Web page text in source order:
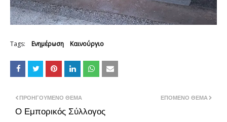
Tags: Ενημέρωση Καινούργιο
ΕΠΌΜΕΝΟ ΘΈΜΑ
ΠΡΟΗΓΟΎΜΕΝΟ ΘΈΜΑ
Ο Εμπορικός Σύλλογος